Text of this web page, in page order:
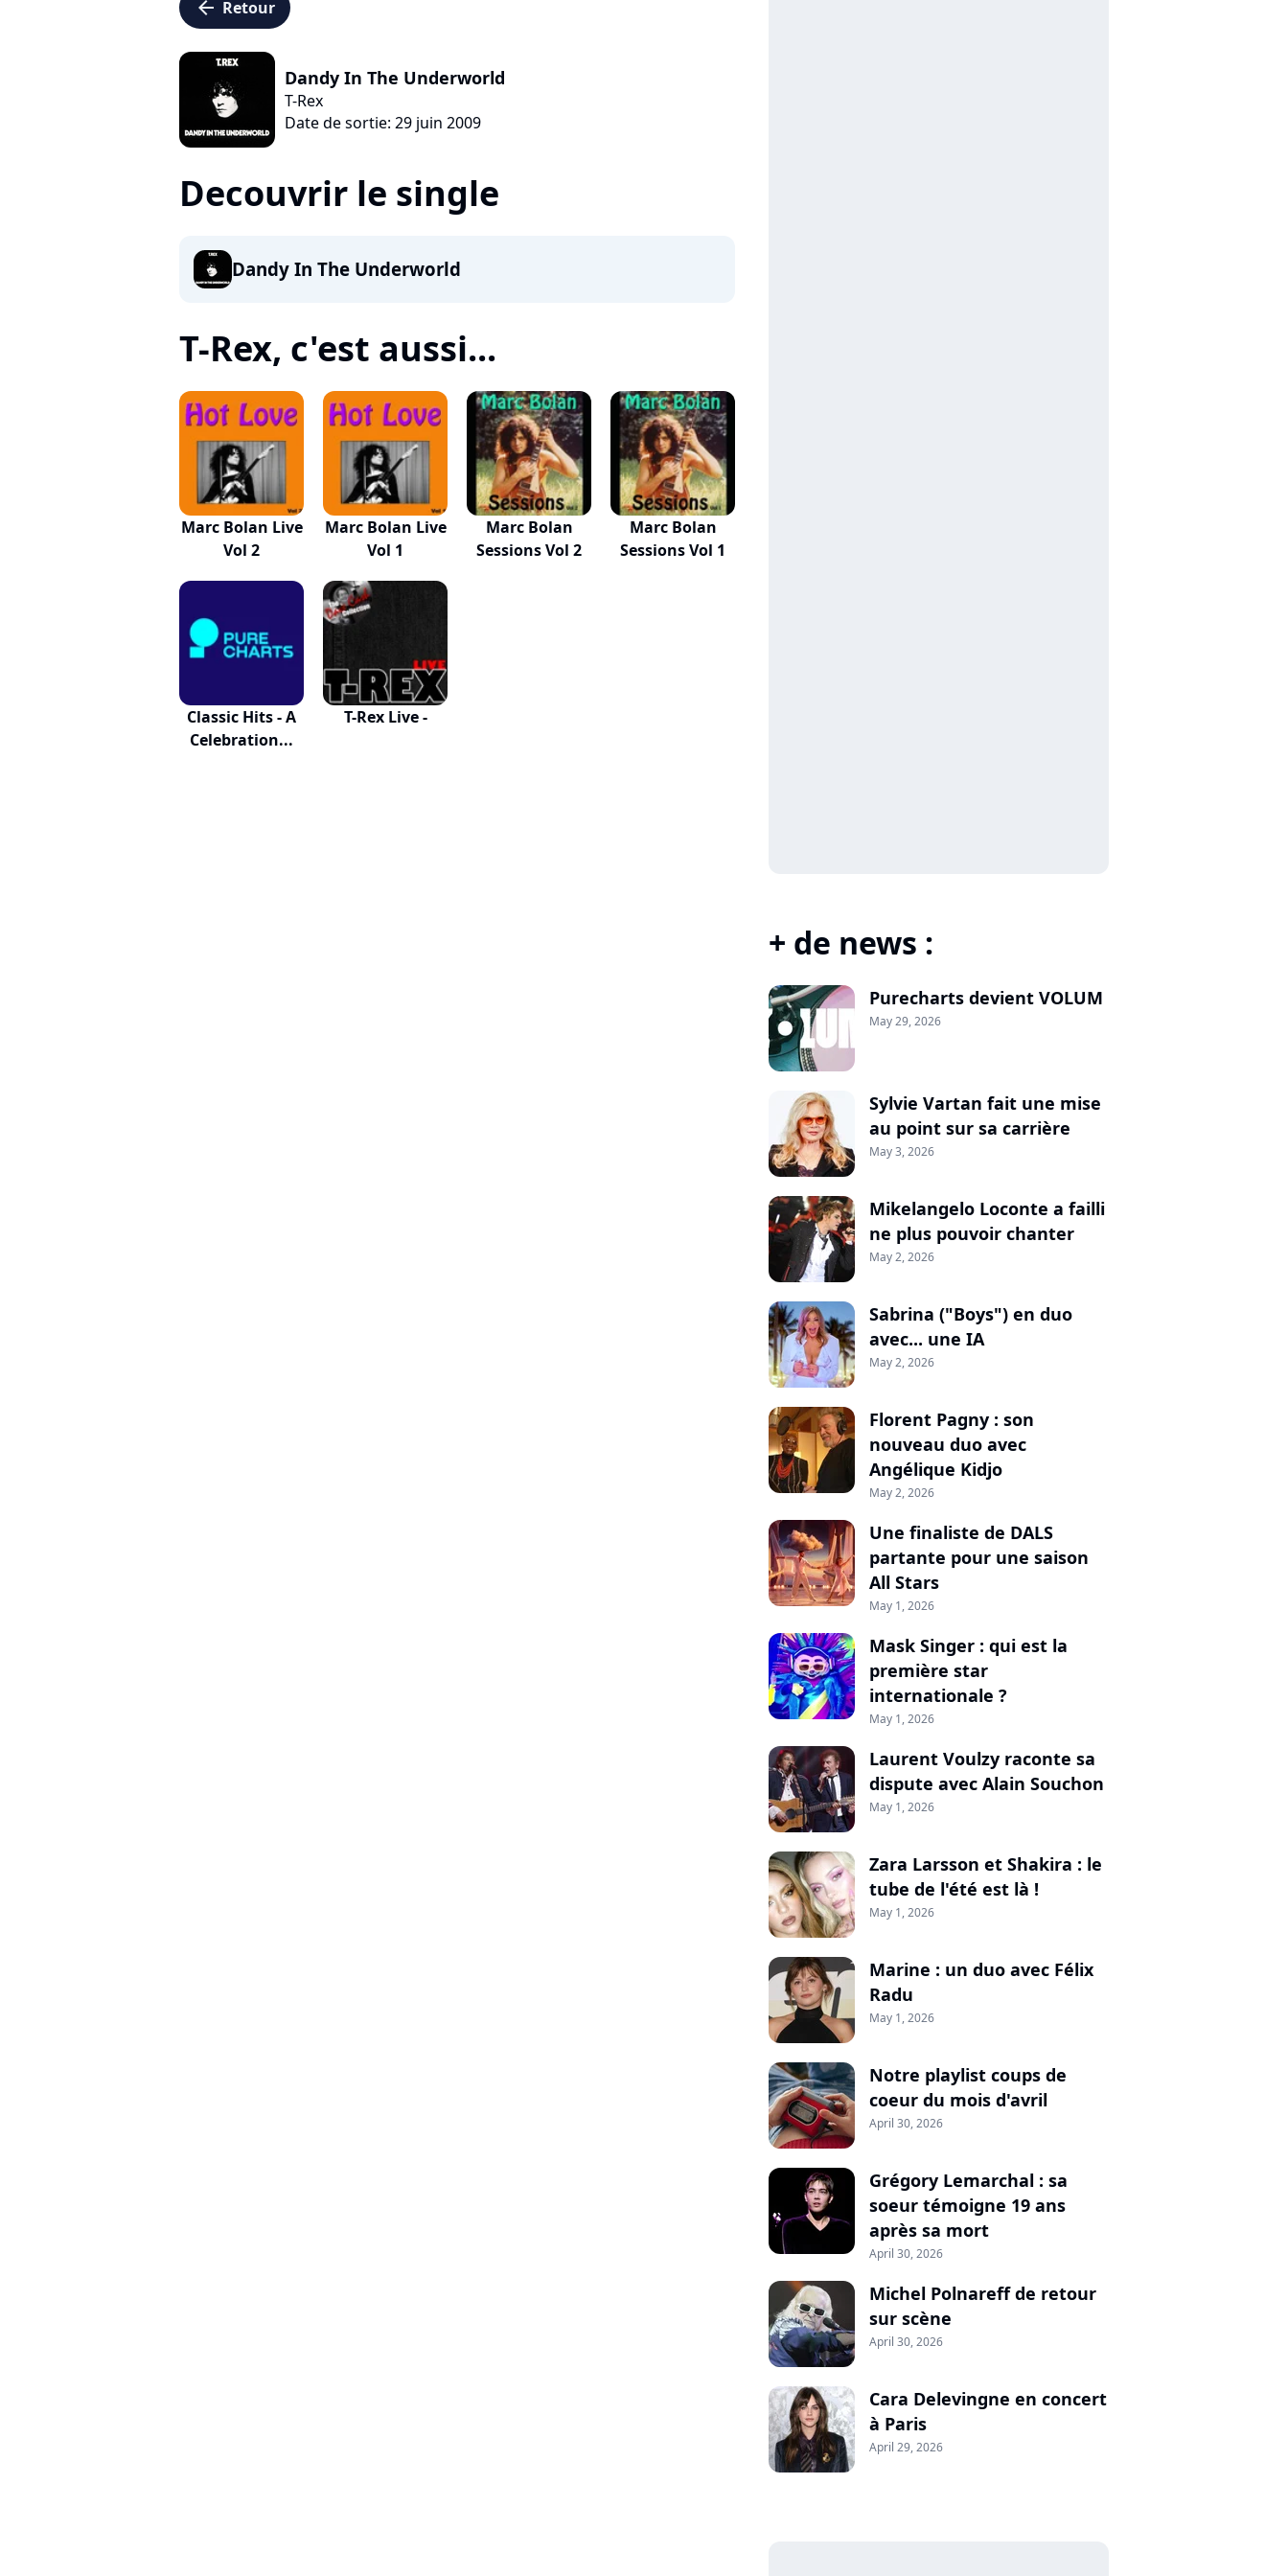
arrow_left Retour
Dandy In The Underworld
T-Rex
Date de sortie: 29 juin 2009
Decouvrir le single
Dandy In The Underworld
T-Rex, c'est aussi...
Marc Bolan Live
Vol 2
Marc Bolan Live
Vol 1
Marc Bolan
Sessions Vol 2
Marc Bolan
Sessions Vol 1
Classic Hits - A
Celebration...
T-Rex Live -
+ de news :
Purecharts devient VOLUM
May 29, 2026
Sylvie Vartan fait une mise
au point sur sa carrière
May 3, 2026
Mikelangelo Loconte a failli
ne plus pouvoir chanter
May 2, 2026
Sabrina ("Boys") en duo
avec... une IA
May 2, 2026
Florent Pagny : son
nouveau duo avec
Angélique Kidjo
May 2, 2026
Une finaliste de DALS
partante pour une saison
All Stars
May 1, 2026
Mask Singer : qui est la
première star
internationale ?
May 1, 2026
Laurent Voulzy raconte sa
dispute avec Alain Souchon
May 1, 2026
Zara Larsson et Shakira : le
tube de l'été est là !
May 1, 2026
Marine : un duo avec Félix
Radu
May 1, 2026
Notre playlist coups de
coeur du mois d'avril
April 30, 2026
Grégory Lemarchal : sa
soeur témoigne 19 ans
après sa mort
April 30, 2026
Michel Polnareff de retour
sur scène
April 30, 2026
Cara Delevingne en concert
à Paris
April 29, 2026